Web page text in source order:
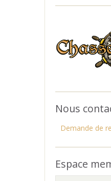
Nous
Demande de
Espace